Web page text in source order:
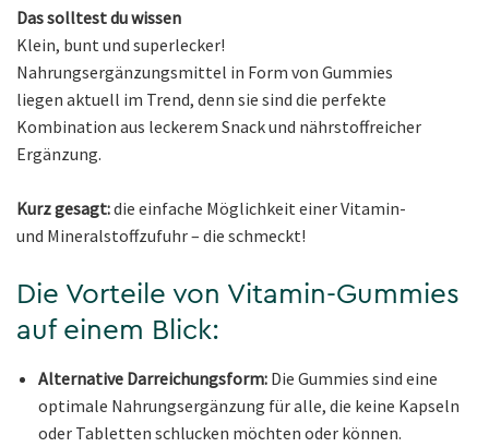
Das solltest du wissen
Klein, bunt und superlecker!
Nahrungsergänzungsmittel in Form von Gummies
liegen aktuell im Trend, denn sie sind die perfekte
Kombination aus leckerem Snack und nährstoffreicher
Ergänzung.
Kurz gesagt:die einfache Möglichkeit einer Vitamin-
und Mineralstoffzufuhr – die schmeckt!
Die Vorteile von Vitamin-Gummies
auf einem Blick:
Alternative Darreichungsform: Die Gummies sind eine
optimale Nahrungsergänzung für alle, die keine Kapseln
oder Tabletten schlucken möchten oder können.